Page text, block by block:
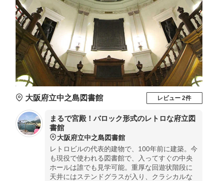
大阪府立中之島図書館 レビュー 2件
まるで宮殿！バロック形式のレトロな府立図
書館
大阪府立中之島図書館
レトロビルの代表的建物で、100年前に建築。今
も現役で使われる図書館で、入ってすぐの中央
ホールは誰でも見学可能。重厚な回遊状階段に
天井にはステンドグラスが入り、クラシカルな